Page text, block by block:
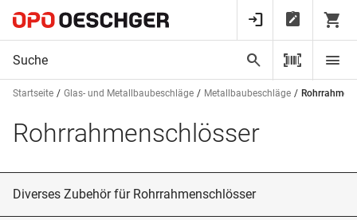
Startseite Glas- und Metallbaubeschläge Metallbaubeschläge
Rohrrahmenschlösser
Diverses Zubehör für Rohrrahmenschlösser